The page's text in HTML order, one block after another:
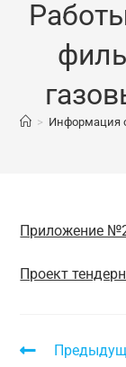
> Информация
Приложение
Проект